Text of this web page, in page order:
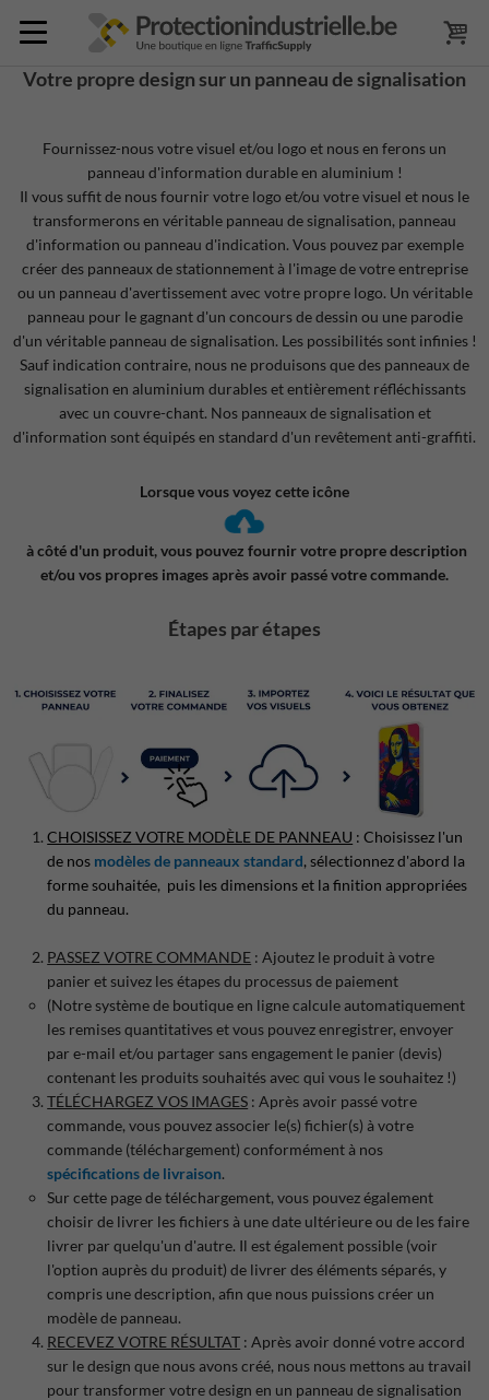
Votre propre design sur un panneau de signalisation
Fournissez-nous votre visuel et/ou logo et nous en ferons un
panneau d'information durable en aluminium !
Il vous suffit de nous fournir votre logo et/ou votre visuel et nous le
transformerons en véritable panneau de signalisation, panneau
d'information ou panneau d'indication. Vous pouvez par exemple
créer des panneaux de stationnement à l'image de votre entreprise
ou un panneau d'avertissement avec votre propre logo. Un véritable
panneau pour le gagnant d'un concours de dessin ou une parodie
d'un véritable panneau de signalisation. Les possibilités sont infinies !
Sauf indication contraire, nous ne produisons que des panneaux de
signalisation en aluminium durables et entièrement réfléchissants
avec un couvre-chant. Nos panneaux de signalisation et
d'information sont équipés en standard d'un revêtement anti-graffiti.
Lorsque vous voyez cette icône
à côté d'un produit, vous pouvez fournir votre propre description
et/ou vos propres images après avoir passé votre commande.
Étapes par étapes
CHOISISSEZ VOTRE MODÈLE DE PANNEAU : Choisissez l'un
de nos modèles de panneaux standard, sélectionnez d'abord la
forme souhaitée, puis les dimensions et la finition appropriées
du panneau.
PASSEZ VOTRE COMMANDE : Ajoutez le produit à votre
panier et suivez les étapes du processus de paiement
(Notre système de boutique en ligne calcule automatiquement
les remises quantitatives et vous pouvez enregistrer, envoyer
par e-mail et/ou partager sans engagement le panier (devis)
contenant les produits souhaités avec qui vous le souhaitez !)
TÉLÉCHARGEZ VOS IMAGES : Après avoir passé votre
commande, vous pouvez associer le(s) fichier(s) à votre
commande (téléchargement) conformément à nos
spécifications de livraison.
Sur cette page de téléchargement, vous pouvez également
choisir de livrer les fichiers à une date ultérieure ou de les faire
livrer par quelqu'un d'autre. Il est également possible (voir
l'option auprès du produit) de livrer des éléments séparés, y
compris une description, afin que nous puissions créer un
modèle de panneau.
RECEVEZ VOTRE RÉSULTAT : Après avoir donné votre accord
sur le design que nous avons créé, nous nous mettons au travail
pour transformer votre design en un panneau de signalisation